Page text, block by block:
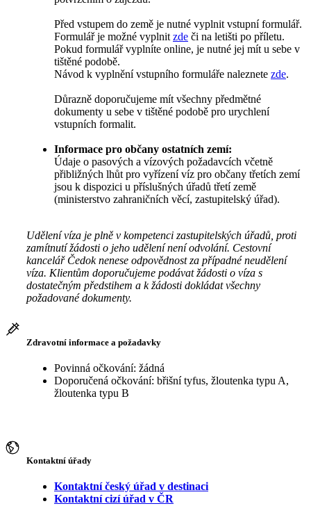
Před vstupem do země je nutné vyplnit vstupní formulář.
Formulář je možné vyplnit zde či na letišti po příletu.
Pokud formulář vyplníte online, je nutné jej mít u sebe v
tištěné podobě.
Návod k vyplnění vstupního formuláře naleznete zde.
Důrazně doporučujeme mít všechny předmětné
dokumenty u sebe v tištěné podobě pro urychlení
vstupních formalit.
Informace pro občany ostatních zemí:
Údaje o pasových a vízových požadavcích včetně
přibližných lhůt pro vyřízení víz pro občany třetích zemí
jsou k dispozici u příslušných úřadů třetí země
(ministerstvo zahraničních věcí, zastupitelský úřad).
Udělení víza je plně v kompetenci zastupitelských úřadů, proti
zamítnutí žádosti o jeho udělení není odvolání. Cestovní
kancelář Čedok nenese odpovědnost za případné neudělení
víza. Klientům doporučujeme podávat žádosti o víza s
dostatečným předstihem a k žádosti dokládat všechny
požadované dokumenty.
Zdravotní informace a požadavky
Povinná očkování: žádná
Doporučená očkování: břišní tyfus, žloutenka typu A,
žloutenka typu B
Kontaktní úřady
Kontaktní český úřad v destinaci
Kontaktní cizí úřad v ČR